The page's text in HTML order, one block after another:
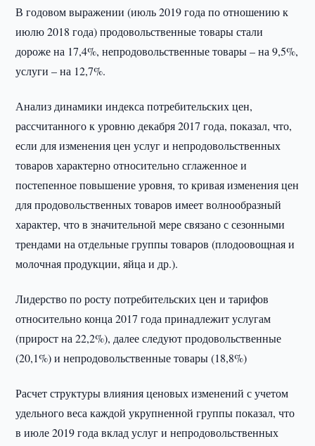
В годовом выражении (июль 2019 года по отношению к
июлю 2018 года) продовольственные товары стали
дороже на 17,4%, непродовольственные товары – на 9,5%,
услуги – на 12,7%.
Анализ динамики индекса потребительских цен,
рассчитанного к уровню декабря 2017 года, показал, что,
если для изменения цен услуг и непродовольственных
товаров характерно относительно сглаженное и
постепенное повышение уровня, то кривая изменения цен
для продовольственных товаров имеет волнообразный
характер, что в значительной мере связано с сезонными
трендами на отдельные группы товаров (плодоовощная и
молочная продукции, яйца и др.).
Лидерство по росту потребительских цен и тарифов
относительно конца 2017 года принадлежит услугам
(прирост на 22,2%), далее следуют продовольственные
(20,1%) и непродовольственные товары (18,8%)
Расчет структуры влияния ценовых изменений с учетом
удельного веса каждой укрупненной группы показал, что
в июле 2019 года вклад услуг и непродовольственных